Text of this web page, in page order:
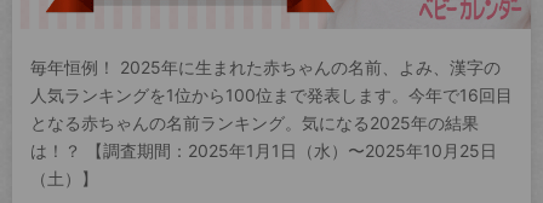
毎年恒例！ 2025年に生まれた赤ちゃんの名前、よみ、漢字の
人気ランキングを1位から100位まで発表します。今年で16回目
となる赤ちゃんの名前ランキング。気になる2025年の結果
は！？ 【調査期間：2025年1月1日（水）〜2025年10月25日
（土）】